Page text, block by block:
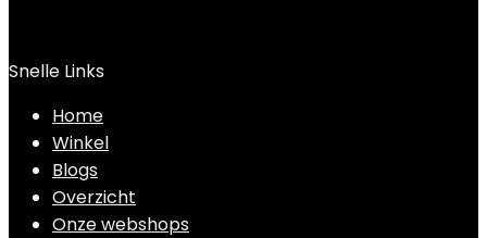
Snelle Links
Home
Winkel
Blogs
Overzicht
Onze webshops